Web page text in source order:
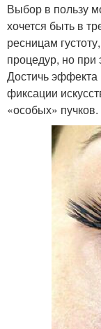
Выбор в пользу
хочется быть в
ресницам
процедур, но при
Достичь эффекта
фиксации
«особых» пучков.